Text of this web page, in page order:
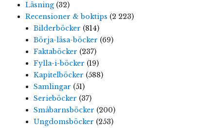
Läsning(32)
Recensioner & boktips (2 223)
Bilderböcker (814)
Börja-läsa-böcker (69)
Faktaböcker (237)
Fylla-i-böcker (19)
Kapitelböcker (588)
Samlingar (51)
Serieböcker (37)
Småbarnsböcker (200)
Ungdomsböcker (253)